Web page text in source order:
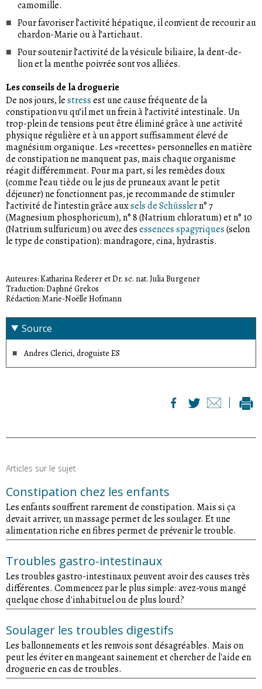
camomille.
Pour favoriser l’activité hépatique, il convient de recourir au
chardon-Marie ou à l’artichaut.
Pour soutenir l’activité de la vésicule biliaire, la dent-de-
lion et la menthe poivrée sont vos alliées.
Les conseils de la droguerie
De nos jours, lestressest une cause fréquente de la
constipation vu qu’il met un frein à l’activité intestinale. Un
trop-plein de tensions peut être éliminé grâce à une activité
physique régulière et à un apport suffisamment élevé de
magnésium organique. Les «recettes» personnelles en matière
de constipation ne manquent pas, mais chaque organisme
réagit différemment. Pour ma part, si les remèdes doux
(comme l’eau tiède ou le jus de pruneaux avant le petit
déjeuner) ne fonctionnent pas, je recommande de stimuler
l’activité de l’intestin grâce auxsels de Schüsslern° 7
(Magnesium phosphoricum), n° 8 (Natrium chloratum) et n° 10
(Natrium sulfuricum) ou avec desessences spagyriques(selon
le type de constipation): mandragore, cina, hydrastis.
Auteures: Katharina Rederer et Dr. sc. nat. Julia Burgener
Traduction: Daphné Grekos
Rédaction: Marie-Noëlle Hofmann
Source
Andres Clerici, droguiste ES
Articles sur le sujet
Constipation chez les enfants
Les enfants souffrent rarement de constipation. Mais si ça
devait arriver, un massage permet de les soulager. Et une
alimentation riche en fibres permet de prévenir le trouble.
Troubles gastro-intestinaux
Les troubles gastro-intestinaux peuvent avoir des causes très
différentes. Commencez par le plus simple: avez-vous mangé
quelque chose d'inhabituel ou de plus lourd?
Soulager les troubles digestifs
Les ballonnements et les renvois sont désagréables. Mais on
peut les éviter en mangeant sainement et chercher de l'aide en
droguerie en cas de troubles.